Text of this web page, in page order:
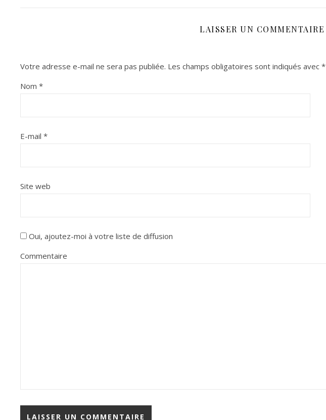
LAISSER UN COMMENTAIRE
Votre adresse e-mail ne sera pas publiée. Les champs obligatoires sont indiqués avec *
Nom *
E-mail *
Site web
Oui, ajoutez-moi à votre liste de diffusion
Commentaire